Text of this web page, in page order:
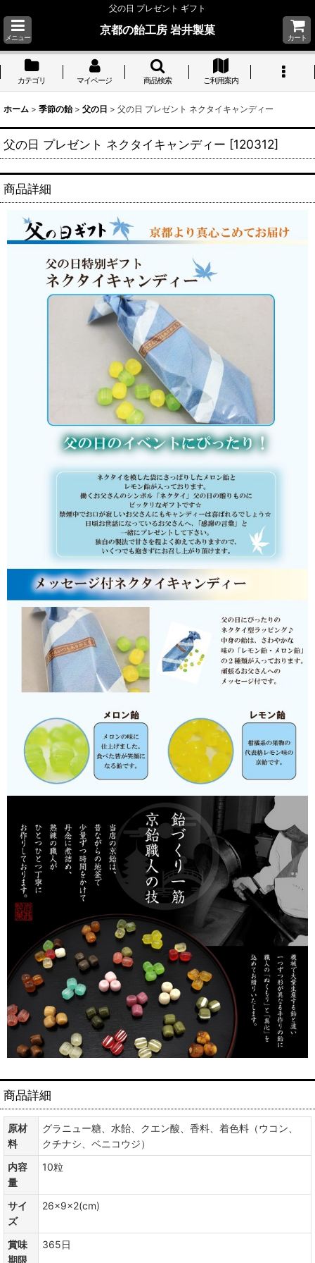
父の日 プレゼント ギフト
メニュー
京都の飴工房 岩井製菓
カート
カテゴリ マイページ 商品検索 ご利用案内
ホーム > 季節の飴 > 父の日 > 父の日 プレゼント ネクタイキャンディー
父の日 プレゼント ネクタイキャンディー [120312]
商品詳細
商品詳細
原材
料
グラニュー糖、水飴、クエン酸、香料、着色料（ウコン、
クチナシ、ベニコウジ）
内容
量
10粒
サイ
ズ
26×9×2(cm)
賞味
期限
365日